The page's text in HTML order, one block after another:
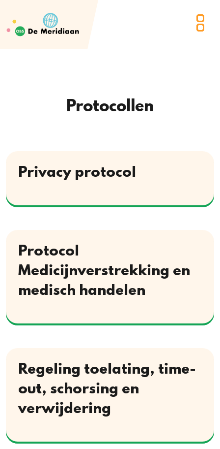
Protocollen
Privacy protocol
Protocol
Medicijnverstrekking en
medisch handelen
Regeling toelating, time-
out, schorsing en
verwijdering